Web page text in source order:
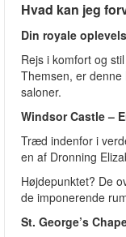
Hvad kan jeg
Din royale
Rejs i komfort og
Themsen, er denne
saloner.
Windsor Castle –
Træd indenfor i
en af Dronning
Højdepunktet? De
de imponerende
St. George’s